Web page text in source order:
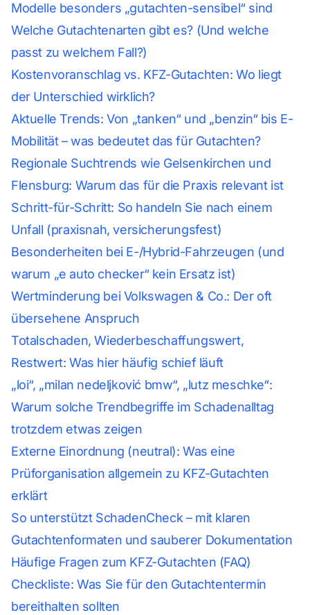
Modelle besonders „gutachten-sensibel“ sind
Welche Gutachtenarten gibt es? (Und welche
passt zu welchem Fall?)
Kostenvoranschlag vs. KFZ-Gutachten: Wo liegt
der Unterschied wirklich?
Aktuelle Trends: Von „tanken“ und „benzin“ bis E-
Mobilität – was bedeutet das für Gutachten?
Regionale Suchtrends wie Gelsenkirchen und
Flensburg: Warum das für die Praxis relevant ist
Schritt-für-Schritt: So handeln Sie nach einem
Unfall (praxisnah, versicherungsfest)
Besonderheiten bei E-/Hybrid-Fahrzeugen (und
warum „e auto checker“ kein Ersatz ist)
Wertminderung bei Volkswagen & Co.: Der oft
übersehene Anspruch
Totalschaden, Wiederbeschaffungswert,
Restwert: Was hier häufig schief läuft
„loi“, „milan nedeljković bmw“, „lutz meschke“:
Warum solche Trendbegriffe im Schadenalltag
trotzdem etwas zeigen
Externe Einordnung (neutral): Was eine
Prüforganisation allgemein zu KFZ-Gutachten
erklärt
So unterstützt SchadenCheck – mit klaren
Gutachtenformaten und sauberer Dokumentation
Häufige Fragen zum KFZ-Gutachten (FAQ)
Checkliste: Was Sie für den Gutachtentermin
bereithalten sollten